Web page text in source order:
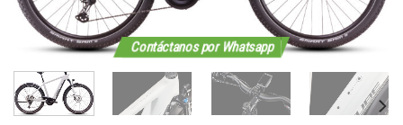
Contáctanos por Whatsapp